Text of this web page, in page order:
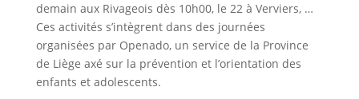
demain aux Rivageois dès 10h00, le 22 à Verviers, …
Ces activités s’intègrent dans des journées
organisées par Openado, un service de la Province
de Liège axé sur la prévention et l’orientation des
enfants et adolescents.